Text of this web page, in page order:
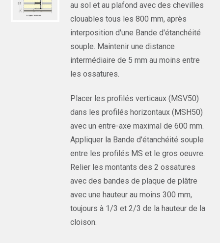
au sol et au plafond avec des chevilles
clouables tous les 800 mm, après
interposition d'une Bande d'étanchéité
souple. Maintenir une distance
intermédiaire de 5 mm au moins entre
les ossatures.
Placer les profilés verticaux (MSV50)
dans les profilés horizontaux (MSH50)
avec un entre-axe maximal de 600 mm.
Appliquer la Bande d'étanchéité souple
entre les profilés MS et le gros oeuvre.
Relier les montants des 2 ossatures
avec des bandes de plaque de plâtre
avec une hauteur au moins 300 mm,
toujours à 1/3 et 2/3 de la hauteur de la
cloison.